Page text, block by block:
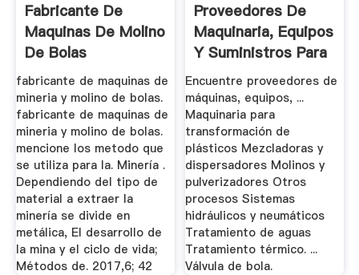
Fabricante De
Maquinas De Molino
De Bolas
fabricante de maquinas de
mineria y molino de bolas.
fabricante de maquinas de
mineria y molino de bolas.
mencione los metodo que
se utiliza para la. Minería .
Dependiendo del tipo de
material a extraer la
minería se divide en
metálica, El desarrollo de
la mina y el ciclo de vida;
Métodos de. 2017,6; 42
Proveedores De
Maquinaria, Equipos
Y Suministros Para
La ...
Encuentre proveedores de
máquinas, equipos, ...
Maquinaria para
transformación de
plásticos Mezcladoras y
dispersadores Molinos y
pulverizadores Otros
procesos Sistemas
hidráulicos y neumáticos
Tratamiento de aguas
Tratamiento térmico. ...
Válvula de bola.